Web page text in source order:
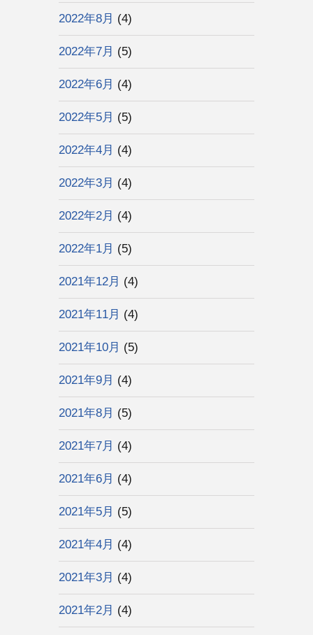
2022年8月 (4)
2022年7月 (5)
2022年6月 (4)
2022年5月 (5)
2022年4月 (4)
2022年3月 (4)
2022年2月 (4)
2022年1月 (5)
2021年12月 (4)
2021年11月 (4)
2021年10月 (5)
2021年9月 (4)
2021年8月 (5)
2021年7月 (4)
2021年6月 (4)
2021年5月 (5)
2021年4月 (4)
2021年3月 (4)
2021年2月 (4)